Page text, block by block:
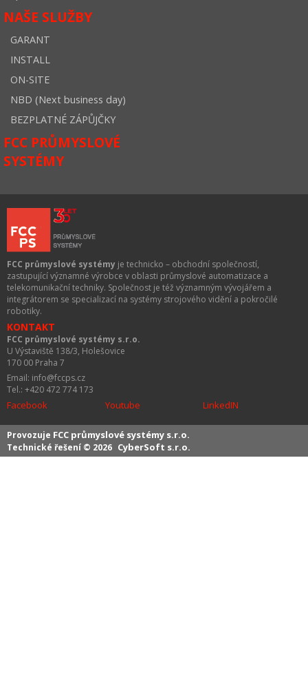
NAŠE SLUŽBY
GARANT
INSTALL
ON-SITE
NBD (Next business day)
BEZPLATNÉ ZÁPŮJČKY
FCC PRŮMYSLOVÉ
SYSTÉMY
FCC průmyslové systémy je technicko – obchodní společností,
zastupující významné výrobce v oblasti průmyslové automatizace a
telekomunikační techniky. Společnost je též významným vývojářem a
integrátorem se specializací na systémy strojového vidění a pokročilé
robotiky.
KONTAKT
FCC průmyslové systémy s.r.o.
U Výstaviště 138/3, Holešovice
170 00 Praha 7
Email: info@fccps.cz
Tel.: +420 472 774 173
Facebook Youtube LinkedIN
Provozuje FCC průmyslové systémy s.r.o.
Technické řešení © 2026 CyberSoft s.r.o.